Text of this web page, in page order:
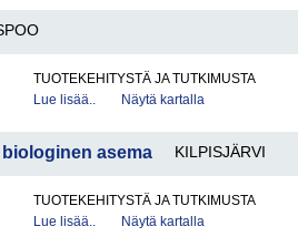
TUOTEKEHITYSTÄ JA TUTKIMUSTA
Lue lisää..
Näytä kartalla
asema KILPISJÄRVI
TUOTEKEHITYSTÄ JA TUTKIMUSTA
Lue lisää..
Näytä kartalla